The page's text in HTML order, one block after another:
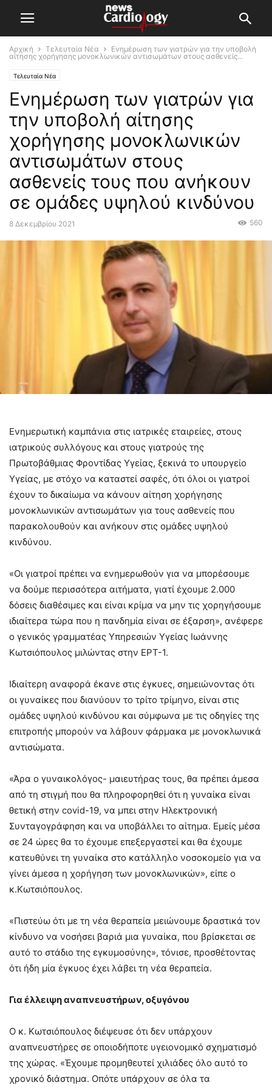
Αρχική Τελευταία Νέα
Ενημέρωση των γιατρών για την υποβολή
αίτησης χορήγησης μονοκλωνικών αντισωμάτων στους ασθενείς...
Τελευταία Νέα
Ενημέρωση των γιατρών για
την υποβολή αίτησης
χορήγησης μονοκλωνικών
αντισωμάτων στους
ασθενείς τους που ανήκουν
σε ομάδες υψηλού κινδύνου
8 Δεκεμβρίου 2021 560
Ενημερωτική καμπάνια στις ιατρικές εταιρείες, στους
ιατρικούς συλλόγους και στους γιατρούς της
Πρωτοβάθμιας Φροντίδας Υγείας, ξεκινά το υπουργείο
Υγείας, με στόχο να καταστεί σαφές, ότι όλοι οι γιατροί
έχουν το δικαίωμα να κάνουν αίτηση χορήγησης
μονοκλωνικών αντισωμάτων για τους ασθενείς που
παρακολουθούν και ανήκουν στις ομάδες υψηλού
κινδύνου.
«Οι γιατροί πρέπει να ενημερωθούν για να μπορέσουμε
να δούμε περισσότερα αιτήματα, γιατί έχουμε 2.000
δόσεις διαθέσιμες και είναι κρίμα να μην τις χορηγήσουμε
ιδιαίτερα τώρα που η πανδημία είναι σε έξαρση», ανέφερε
ο γενικός γραμματέας Υπηρεσιών Υγείας Ιωάννης
Κωτσιόπουλος μιλώντας στην ΕΡΤ-1.
Ιδιαίτερη αναφορά έκανε στις έγκυες, σημειώνοντας ότι
οι γυναίκες που διανύουν το τρίτο τρίμηνο, είναι στις
ομάδες υψηλού κινδύνου και σύμφωνα με τις οδηγίες της
επιτροπής μπορούν να λάβουν φάρμακα με μονοκλωνικά
αντισώματα.
«Άρα ο γυναικολόγος- μαιευτήρας τους, θα πρέπει άμεσα
από τη στιγμή που θα πληροφορηθεί ότι η γυναίκα είναι
θετική στην covid-19, να μπει στην Ηλεκτρονική
Συνταγογράφηση και να υποβάλλει το αίτημα. Εμείς μέσα
σε 24 ώρες θα το έχουμε επεξεργαστεί και θα έχουμε
κατευθύνει τη γυναίκα στο κατάλληλο νοσοκομείο για να
γίνει άμεσα η χορήγηση των μονοκλωνικών», είπε ο
κ.Κωτσιόπουλος.
«Πιστεύω ότι με τη νέα θεραπεία μειώνουμε δραστικά τον
κίνδυνο να νοσήσει βαριά μια γυναίκα, που βρίσκεται σε
αυτό το στάδιο της εγκυμοσύνης», τόνισε, προσθέτοντας
ότι ήδη μία έγκυος έχει λάβει τη νέα θεραπεία.
Για έλλειψη αναπνευστήρων, οξυγόνου
Ο κ. Κωτσιόπουλος διέψευσε ότι δεν υπάρχουν
αναπνευστήρες σε οποιοδήποτε υγειονομικό σχηματισμό
της χώρας. «Έχουμε προμηθευτεί χιλιάδες όλο αυτό το
χρονικό διάστημα. Οπότε υπάρχουν σε όλα τα